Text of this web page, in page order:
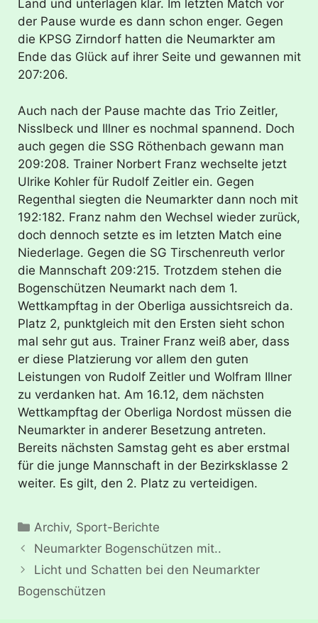
Land und unterlagen klar. Im letzten Match vor
der Pause wurde es dann schon enger. Gegen
die KPSG Zirndorf hatten die Neumarkter am
Ende das Glück auf ihrer Seite und gewannen mit
207:206.
Auch nach der Pause machte das Trio Zeitler,
Nisslbeck und Illner es nochmal spannend. Doch
auch gegen die SSG Röthenbach gewann man
209:208. Trainer Norbert Franz wechselte jetzt
Ulrike Kohler für Rudolf Zeitler ein. Gegen
Regenthal siegten die Neumarkter dann noch mit
192:182. Franz nahm den Wechsel wieder zurück,
doch dennoch setzte es im letzten Match eine
Niederlage. Gegen die SG Tirschenreuth verlor
die Mannschaft 209:215. Trotzdem stehen die
Bogenschützen Neumarkt nach dem 1.
Wettkampftag in der Oberliga aussichtsreich da.
Platz 2, punktgleich mit den Ersten sieht schon
mal sehr gut aus. Trainer Franz weiß aber, dass
er diese Platzierung vor allem den guten
Leistungen von Rudolf Zeitler und Wolfram Illner
zu verdanken hat. Am 16.12, dem nächsten
Wettkampftag der Oberliga Nordost müssen die
Neumarkter in anderer Besetzung antreten.
Bereits nächsten Samstag geht es aber erstmal
für die junge Mannschaft in der Bezirksklasse 2
weiter. Es gilt, den 2. Platz zu verteidigen.
Kategorien
Archiv, Sport-Berichte
Neumarkter Bogenschützen mit..
Licht und Schatten bei den Neumarkter
Bogenschützen